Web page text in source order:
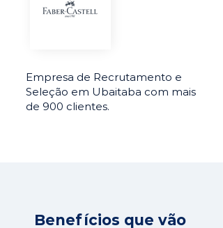
Empresa de Recrutamento e
Seleção em Ubaitaba com mais
de 900 clientes.
Benefícios que vão